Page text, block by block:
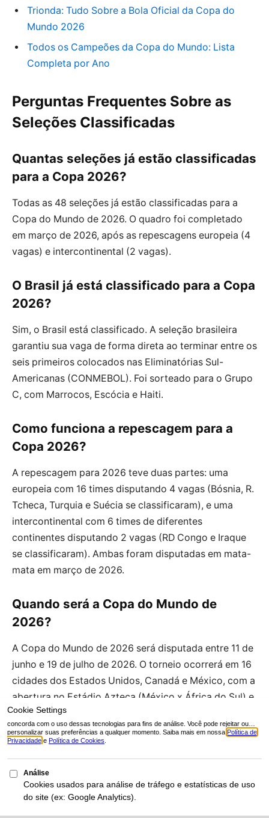
Trionda: Tudo Sobre a Bola Oficial da Copa do
Mundo 2026
Todos os Campeões da Copa do Mundo: Lista
Completa por Ano
Perguntas Frequentes Sobre as
Seleções Classificadas
Quantas seleções já estão classificadas
para a Copa 2026?
Todas as 48 seleções já estão classificadas para a
Copa do Mundo de 2026. O quadro foi completado
em março de 2026, após as repescagens europeia (4
vagas) e intercontinental (2 vagas).
O Brasil já está classificado para a Copa
2026?
Sim, o Brasil está classificado. A seleção brasileira
garantiu sua vaga de forma direta ao terminar entre os
seis primeiros colocados nas Eliminatórias Sul-
Americanas (CONMEBOL). Foi sorteado para o Grupo
C, com Marrocos, Escócia e Haiti.
Como funciona a repescagem para a
Copa 2026?
A repescagem para 2026 teve duas partes: uma
europeia com 16 times disputando 4 vagas (Bósnia, R.
Tcheca, Turquia e Suécia se classificaram), e uma
intercontinental com 6 times de diferentes
continentes disputando 2 vagas (RD Congo e Iraque
se classificaram). Ambas foram disputadas em mata-
mata em março de 2026.
Quando será a Copa do Mundo de
2026?
A Copa do Mundo de 2026 será disputada entre 11 de
junho e 19 de julho de 2026. O torneio ocorrerá em 16
cidades dos Estados Unidos, Canadá e México, com a
abertura no Estádio Azteca (México x África do Sul) e
a final no MetLife Stadium (Nova Jersey).
Quais seleções surpreenderam na
As maiores surpresas foram as 4 estreantes absolutas: